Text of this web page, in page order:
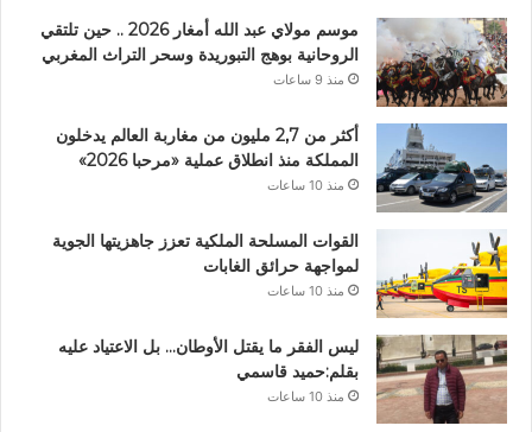
موسم مولاي عبد الله أمغار 2026 .. حين تلتقي
الروحانية بوهج التبوريدة وسحر التراث المغربي
منذ 9 ساعات
أكثر من 2,7 مليون من مغاربة العالم يدخلون
المملكة منذ انطلاق عملية «مرحبا 2026»
منذ 10 ساعات
القوات المسلحة الملكية تعزز جاهزيتها الجوية
لمواجهة حرائق الغابات
منذ 10 ساعات
ليس الفقر ما يقتل الأوطان… بل الاعتياد عليه
بقلم:حميد قاسمي
منذ 10 ساعات